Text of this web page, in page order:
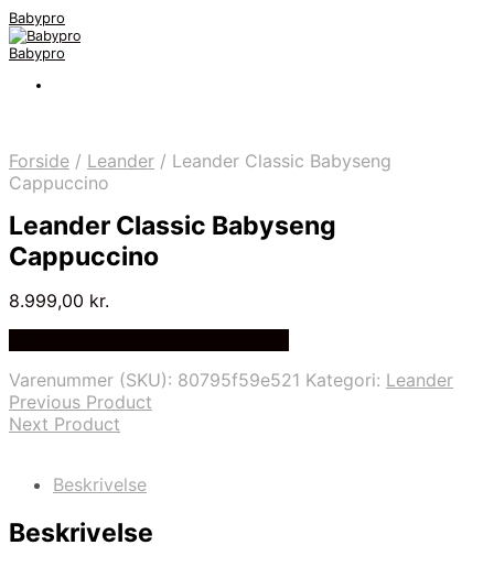
Babypro
Babypro
Forside / Leander / Leander Classic Babyseng
Cappuccino
Leander Classic Babyseng
Cappuccino
8.999,00 kr.
Varenummer (SKU): 80795f59e521 Kategori: Leander
Previous Product
Next Product
Beskrivelse
Beskrivelse